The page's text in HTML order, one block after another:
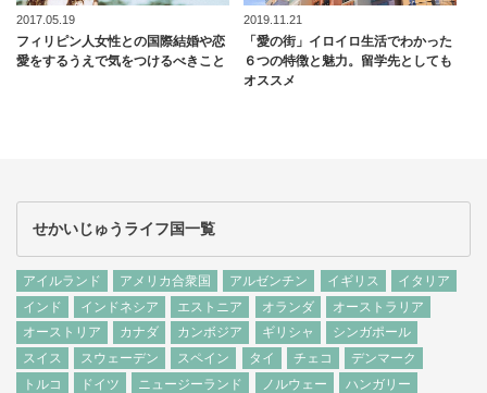
2017.05.19
フィリピン人女性との国際結婚や恋
愛をするうえで気をつけるべきこと
2019.11.21
「愛の街」イロイロ生活でわかった
６つの特徴と魅力。留学先としても
オススメ
せかいじゅうライフ国一覧
アイルランド アメリカ合衆国 アルゼンチン イギリス
イタリア
インド
インドネシア エストニア オランダ
オーストラリア
オーストリア
カナダ カンボジア ギリシャ
シンガポール
スイス
スウェーデン スペイン タイ チェコ
デンマーク
トルコ
ドイツ ニュージーランド ノルウェー
ハンガリー